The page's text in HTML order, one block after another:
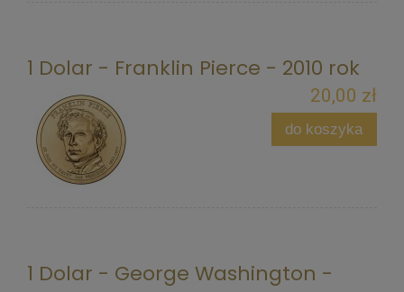
1 Dolar - Franklin Pierce - 2010 rok
20,00 zł
do koszyka
1 Dolar - George Washington -